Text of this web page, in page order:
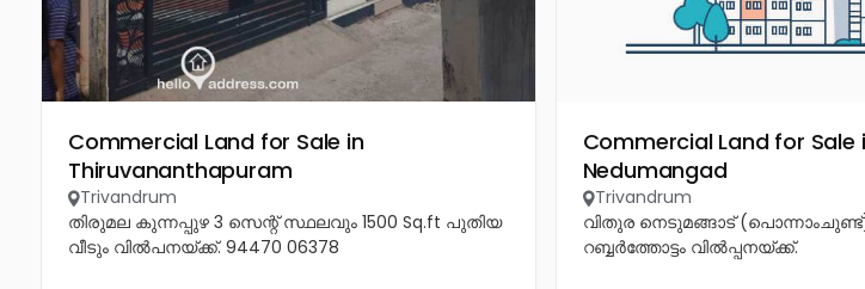
Commercial Land for Sale in
Thiruvananthapuram
Trivandrum
തിരുമല കുന്നപ്പുഴ 3 സെന്റ് സ്ഥലവും 1500 Sq.ft പുതിയ
വീടും വിൽപനയ്ക്ക്. 94470 06378
Commercial Land for Sale
Nedumangad
Trivandrum
വിതുര നെടുമങ്ങാട്
റബ്ബർത്തോട്ടം വിൽപ്പനയ്ക്ക്.